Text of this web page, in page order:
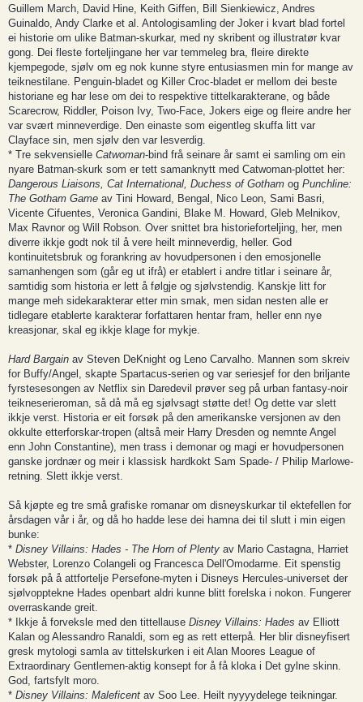
Guillem March, David Hine, Keith Giffen, Bill Sienkiewicz, Andres
Guinaldo, Andy Clarke et al. Antologisamling der Joker i kvart blad fortel
ei historie om ulike Batman-skurkar, med ny skribent og illustratør kvar
gong. Dei fleste forteljingane her var temmeleg bra, fleire direkte
kjempegode, sjølv om eg nok kunne styre entusiasmen min for mange av
teiknestilane. Penguin-bladet og Killer Croc-bladet er mellom dei beste
historiane eg har lese om dei to respektive tittelkarakterane, og både
Scarecrow, Riddler, Poison Ivy, Two-Face, Jokers eige og fleire andre her
var svært minneverdige. Den einaste som eigentleg skuffa litt var
Clayface sin, men sjølv den var lesverdig.
* Tre sekvensielle Catwoman-bind frå seinare år samt ei samling om ein
nyare Batman-skurk som er tett samanknytt med Catwoman-plottet her:
Dangerous Liaisons, Cat International, Duchess of Gotham og Punchline:
The Gotham Game av Tini Howard, Bengal, Nico Leon, Sami Basri,
Vicente Cifuentes, Veronica Gandini, Blake M. Howard, Gleb Melnikov,
Max Ravnor og Will Robson. Over snittet bra historieforteljing, her, men
diverre ikkje godt nok til å vere heilt minneverdig, heller. God
kontinuitetsbruk og forankring av hovudpersonen i den emosjonelle
samanhengen som (går eg ut ifrå) er etablert i andre titlar i seinare år,
samtidig som historia er lett å følgje og sjølvstendig. Kanskje litt for
mange meh sidekarakterar etter min smak, men sidan nesten alle er
tidlegare etablerte karakterar forfattaren hentar fram, heller enn nye
kreasjonar, skal eg ikkje klage for mykje.
Hard Bargain av Steven DeKnight og Leno Carvalho. Mannen som skreiv
for Buffy/Angel, skapte Spartacus-serien og var seriesjef for den briljante
fyrstesesongen av Netflix sin Daredevil prøver seg på urban fantasy-noir
teikneserieroman, så då må eg sjølvsagt støtte det! Og dette var slett
ikkje verst. Historia er eit forsøk på den amerikanske versjonen av den
okkulte etterforskar-tropen (altså meir Harry Dresden og nemnte Angel
enn John Constantine), men trass i demonar og magi er hovudpersonen
ganske jordnær og meir i klassisk hardkokt Sam Spade- / Philip Marlowe-
retning. Slett ikkje verst.
Så kjøpte eg tre små grafiske romanar om disneyskurkar til ektefellen for
årsdagen vår i år, og då ho hadde lese dei hamna dei til slutt i min eigen
bunke:
* Disney Villains: Hades - The Horn of Plenty av Mario Castagna, Harriet
Webster, Lorenzo Colangeli og Francesca Dell'Omodarme. Eit spenstig
forsøk på å attfortelje Persefone-myten i Disneys Hercules-universet der
sjølvopptekne Hades openbart aldri kunne blitt forelska i nokon. Fungerer
overraskande greit.
* Ikkje å forveksle med den tittellause Disney Villains: Hades av Elliott
Kalan og Alessandro Ranaldi, som eg as rett etterpå. Her blir disneyfisert
gresk mytologi samla av tittelskurken i eit Alan Moores League of
Extraordinary Gentlemen-aktig konsept for å få kloka i Det gylne skinn.
God, fartsfylt moro.
* Disney Villains: Maleficent av Soo Lee. Heilt nyyyydelege teikningar.